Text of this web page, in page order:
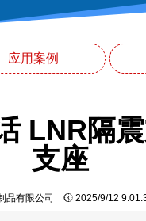
应用案例
LNR隔
支座
品有限公司 2025/9/12